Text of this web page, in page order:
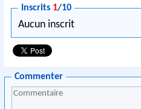
Inscrits 1/10
Aucun inscrit
Commenter